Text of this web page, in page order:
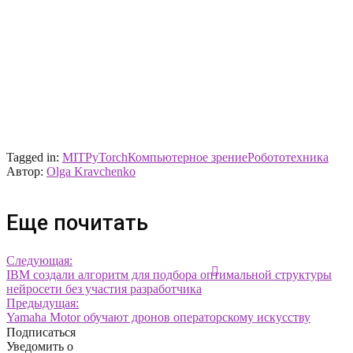
Tagged in: MITPyTorchКомпьютерное зрениеРобототехника
Автор: Olga Kravchenko
Еще почитать
Следующая:
IBM создали алгоритм для подбора оптимальной структуры
нейросети без участия разработчика
Предыдущая:
Yamaha Motor обучают дронов операторскому искусству
Подписаться
Уведомить о